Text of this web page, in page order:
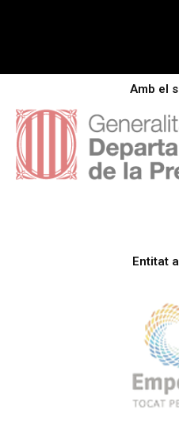
Amb el
Entitat